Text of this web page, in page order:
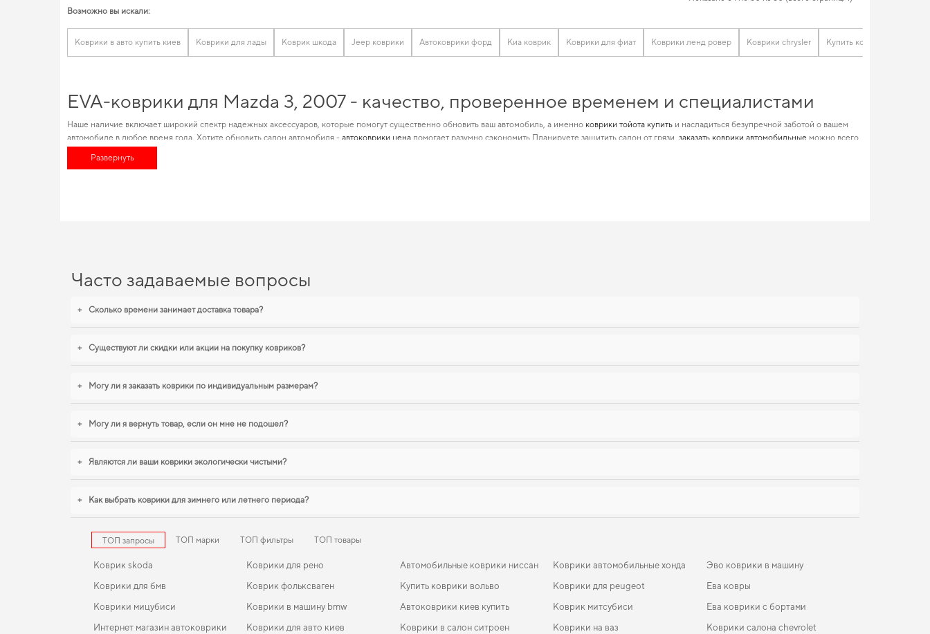
Возможно вы искали:
Коврики в авто купить киев Коврики для лады Коврик шкода Jeep коврики Автоковрики форд Киа коврик Коврики для фиат Коврики ленд ровер Коврики chrysler Купить коврики опель
EVA-коврики для Mazda 3, 2007 - качество, проверенное временем и специалистами
Наше наличие включает широкий спектр надежных аксессуаров, которые помогут существенно обновить ваш автомобиль, а именно коврики тойота купить и насладиться безупречной заботой о вашем
автомобиле в любое время года. Хотите обновить салон автомобиля - автоковрики цена помогает разумно сэкономить Планируете защитить салон от грязи, заказать коврики автомобильные можно всего
технические и эстетические требования. Сделайте поездки более удобными,
Развернуть
Часто задаваемые вопросы
+ Сколько времени занимает доставка товара?
+ Существуют ли скидки или акции на покупку ковриков?
+ Могу ли я заказать коврики по индивидуальным размерам?
+ Могу ли я вернуть товар, если он мне не подошел?
+ Являются ли ваши коврики экологически чистыми?
+ Как выбрать коврики для зимнего или летнего периода?
ТОП запросы ТОП марки ТОП фильтры ТОП товары
Коврик skoda
Коврики для бмв
Коврики мицубиси
Интернет магазин автоковрики
Коврики для рено
Коврик фольксваген
Коврики в машину bmw
Коврики для авто киев
Автомобильные коврики ниссан
Купить коврики вольво
Автоковрики киев купить
Коврики в салон ситроен
Коврики автомобильные хонда
Коврики для peugeot
Коврик митсубиси
Коврики на ваз
Эво коврики в машину
Ева ковры
Ева коврики с бортами
Коврики салона chevrolet